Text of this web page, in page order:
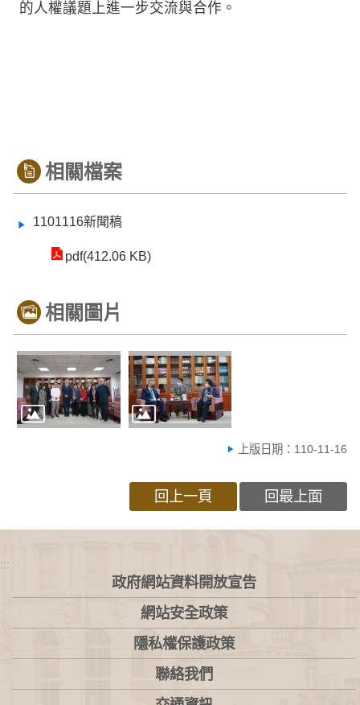
的人權議題上進一步交流與合作。
相關檔案
1101116新聞稿
pdf(412.06 KB)
相關圖片
上版日期：110-11-16
回上一頁 回最上面
:::
政府網站資料開放宣告
網站安全政策
隱私權保護政策
聯絡我們